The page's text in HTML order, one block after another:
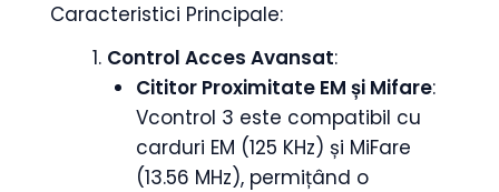
Caracteristici Principale:
Control Acces Avansat:
Cititor Proximitate EM și Mifare:
Vcontrol 3 este compatibil cu
carduri EM (125 KHz) și MiFare
(13.56 MHz), permițând o